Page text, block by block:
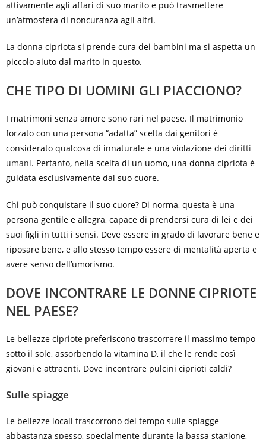
attivamente agli affari di suo marito e può trasmettere
un’atmosfera di noncuranza agli altri.
La donna cipriota si prende cura dei bambini ma si aspetta un
piccolo aiuto dal marito in questo.
CHE TIPO DI UOMINI GLI PIACCIONO?
I matrimoni senza amore sono rari nel paese. Il matrimonio
forzato con una persona “adatta” scelta dai genitori è
considerato qualcosa di innaturale e una violazione dei diritti
umani. Pertanto, nella scelta di un uomo, una donna cipriota è
guidata esclusivamente dal suo cuore.
Chi può conquistare il suo cuore? Di norma, questa è una
persona gentile e allegra, capace di prendersi cura di lei e dei
suoi figli in tutti i sensi. Deve essere in grado di lavorare bene e
riposare bene, e allo stesso tempo essere di mentalità aperta e
avere senso dell’umorismo.
DOVE INCONTRARE LE DONNE CIPRIOTE
NEL PAESE?
Le bellezze cipriote preferiscono trascorrere il massimo tempo
sotto il sole, assorbendo la vitamina D, il che le rende così
giovani e attraenti. Dove incontrare pulcini ciprioti caldi?
Sulle spiagge
Le bellezze locali trascorrono del tempo sulle spiagge
abbastanza spesso, specialmente durante la bassa stagione,